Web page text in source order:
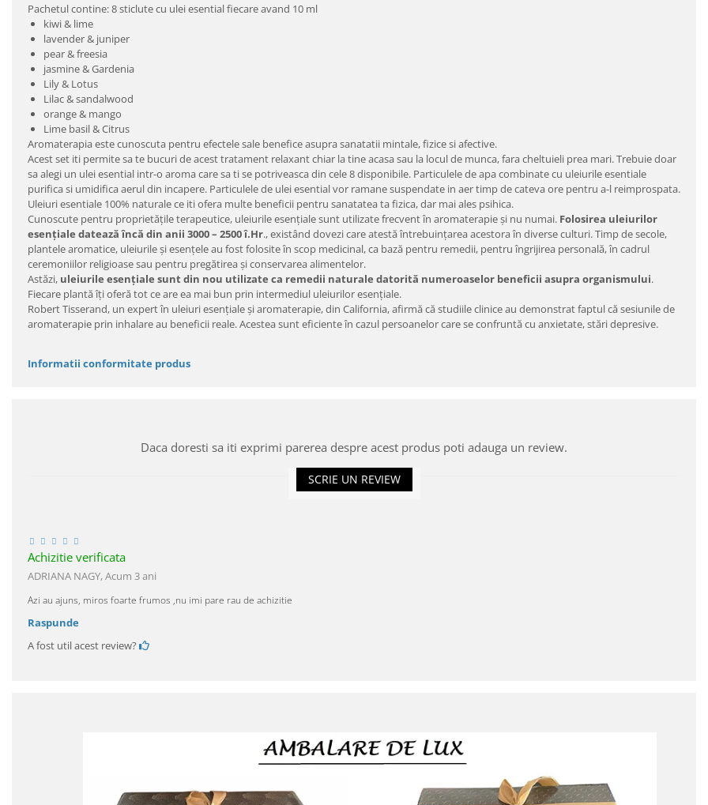
Pachetul contine: 8 sticlute cu ulei esential fiecare avand 10 ml
kiwi & lime
lavender & juniper
pear & freesia
jasmine & Gardenia
Lily & Lotus
Lilac & sandalwood
orange & mango
Lime basil & Citrus
Aromaterapia este cunoscuta pentru efectele sale benefice asupra sanatatii mintale, fizice si afective.
Acest set iti permite sa te bucuri de acest tratament relaxant chiar la tine acasa sau la locul de munca, fara cheltuieli prea mari. Trebuie doar
sa alegi un ulei esential intr-o aroma care sa ti se potriveasca din cele 8 disponibile. Particulele de apa combinate cu uleiurile esentiale
purifica si umidifica aerul din incapere. Particulele de ulei esential vor ramane suspendate in aer timp de cateva ore pentru a-l reimprospata.
Uleiuri esentiale 100% naturale ce iti ofera multe beneficii pentru sanatatea ta fizica, dar mai ales psihica.
Cunoscute pentru proprietățile terapeutice, uleiurile esențiale sunt utilizate frecvent în aromaterapie și nu numai. Folosirea uleiurilor
esențiale datează încă din anii 3000 – 2500 î.Hr., existând dovezi care atestă întrebuințarea acestora în diverse culturi. Timp de secole,
plantele aromatice, uleiurile și esențele au fost folosite în scop medicinal, ca bază pentru remedii, pentru îngrijirea personală, în cadrul
ceremoniilor religioase sau pentru pregătirea și conservarea alimentelor.
Astăzi, uleiurile esențiale sunt din nou utilizate ca remedii naturale datorită numeroaselor beneficii asupra organismului.
Fiecare plantă îți oferă tot ce are ea mai bun prin intermediul uleiurilor esențiale.
Robert Tisserand, un expert în uleiuri esențiale și aromaterapie, din California, afirmă că studiile clinice au demonstrat faptul că sesiunile de
aromaterapie prin inhalare au beneficii reale. Acestea sunt eficiente în cazul persoanelor care se confruntă cu anxietate, stări depresive.
Informatii conformitate produs
Daca doresti sa iti exprimi parerea despre acest produs poti adauga un review.
SCRIE UN REVIEW
Achizitie verificata
ADRIANA NAGY,Acum 3 ani
Azi au ajuns, miros foarte frumos ,nu imi pare rau de achizitie
Raspunde
A fost util acest review?